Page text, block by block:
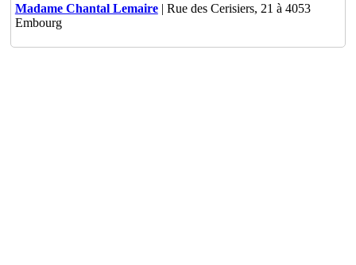
Madame Chantal Lemaire| Rue des Cerisiers, 21 à 4053
Embourg